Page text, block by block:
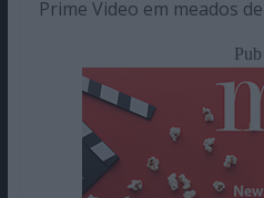
Prime Video em meados
Pub